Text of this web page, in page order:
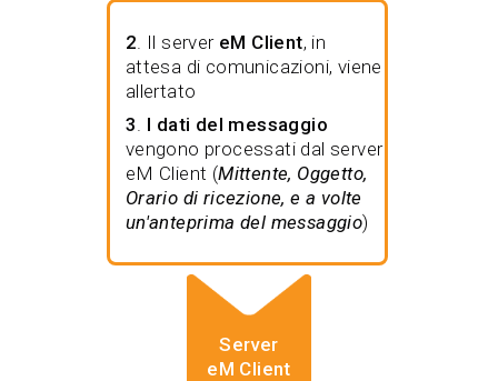
Server
eM Client
2. Il server eM Client, in
attesa di comunicazioni, viene
allertato
3. I dati del messaggio
vengono processati dal server
eM Client (Mittente, Oggetto,
Orario di ricezione, e a volte
un'anteprima del messaggio)